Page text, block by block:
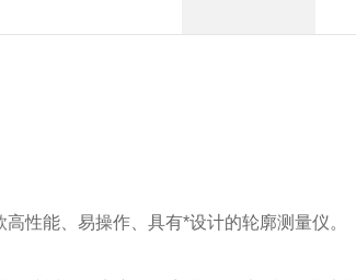
性能、易操作、具有*设计的轮廓测量仪。